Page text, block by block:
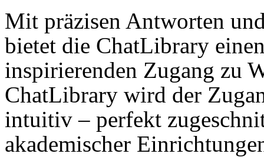
Mit präzisen Antworten
bietet die ChatLibrary
inspirierenden Zugang zu
ChatLibrary wird der
intuitiv – perfekt
akademischer